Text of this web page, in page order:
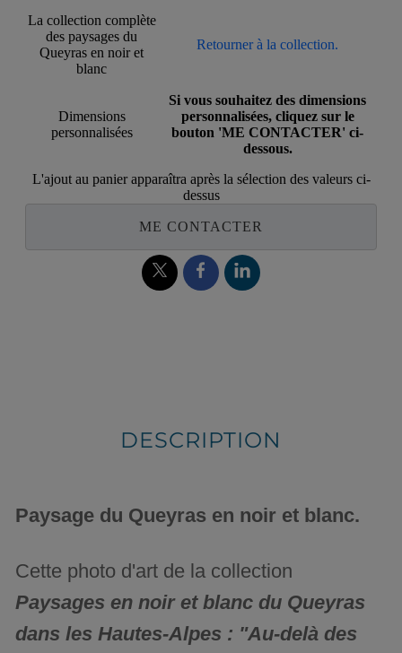
La collection complète
des paysages du
Queyras en noir et
blanc
Retourner à la collection.
Dimensions
personnalisées
Si vous souhaitez des dimensions
personnalisées, cliquez sur le
bouton 'ME CONTACTER' ci-
dessous.
L'ajout au panier apparaîtra après la sélection des valeurs ci-
dessus
ME CONTACTER
DESCRIPTION
Paysage du Queyras en noir et blanc.
Cette photo d'art de la collection
Paysages en noir et blanc du Queyras
dans les Hautes-Alpes : "Au-delà des